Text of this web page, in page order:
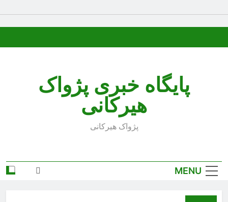
پایگاه خبری پژواک
هیرکانی
پژواک هیرکانی
MENU